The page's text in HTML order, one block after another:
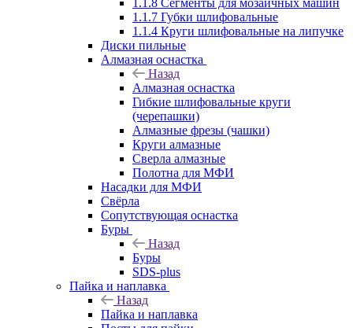
1.1.8 Сегменты для мозаичных машин
1.1.7 Губки шлифовальные
1.1.4 Круги шлифовальные на липучке
Диски пильные
Алмазная оснастка
Назад
Алмазная оснастка
Гибкие шлифовальные круги
(черепашки)
Алмазные фрезы (чашки)
Круги алмазные
Сверла алмазные
Полотна для МФИ
Насадки для МФИ
Свёрла
Сопутствующая оснастка
Буры
Назад
Буры
SDS-plus
Пайка и наплавка
Назад
Пайка и наплавка